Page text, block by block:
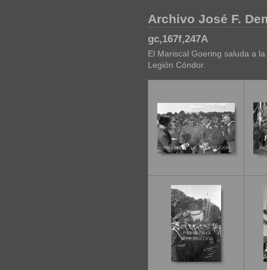
Archivo José F.
gc,167f,247A
El Mariscal Goering saluda a
Legión Cóndor.